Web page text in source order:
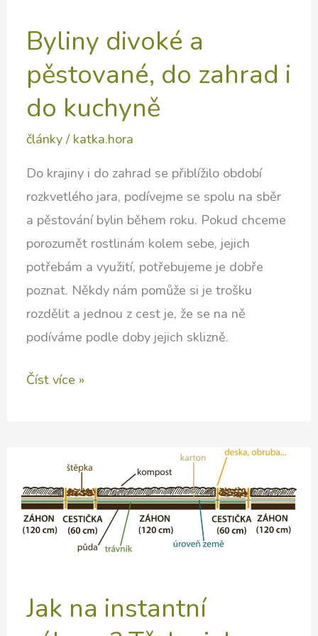
Byliny divoké a
pěstované, do zahrad i
do kuchyně
články/ katka.hora
Do krajiny i do zahrad se přiblížilo období
rozkvetlého jara, podívejme se spolu na sběr
a pěstování bylin během roku. Pokud chceme
porozumět rostlinám kolem sebe, jejich
potřebám a využití, potřebujeme je dobře
poznat. Někdy nám pomůže si je trošku
rozdělit a jednou z cest je, že se na ně
podíváme podle doby jejich sklizně.
Byliny
zahrad
i
Číst více »
Jak na instantní